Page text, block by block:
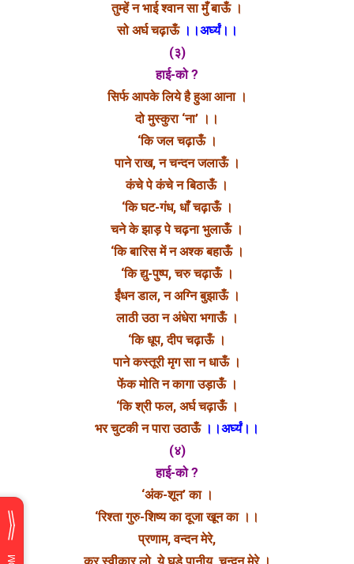
तुम्हें न भाई श्वान सा मुँ बाऊँ ।
सो अर्घ चढ़ाऊँ।।अर्घ्यं।।
(३)
हाई-को ?
सिर्फ आपके लिये है हुआ आना ।
दो मुस्कुरा ‘ना’ ।।
‘कि जल चढ़ाऊँ ।
पाने राख, न चन्दन जलाऊँ ।
कंचे पे कंचे न बिठाऊँ ।
‘कि घट-गंध, धाँ चढ़ाऊँ ।
चने के झाड़ पे चढ़ना भुलाऊँ ।
‘कि बारिस में न अश्क बहाऊँ ।
‘कि द्यु-पुष्प, चरु चढ़ाऊँ ।
ईंधन डाल, न अग्नि बुझाऊँ ।
लाठी उठा न अंधेरा भगाऊँ ।
‘कि धूप, दीप चढ़ाऊँ ।
पाने कस्तूरी मृग सा न धाऊँ ।
फेंक मोति न कागा उड़ाऊँ ।
‘कि श्री फल, अर्घ चढ़ाऊँ ।
भर चुटकी न पारा उठाऊँ।।अर्घ्यं।।
(४)
हाई-को ?
‘अंक-शून’ का ।
‘रिश्ता गुरु-शिष्य का दूजा खून का ।।
प्रणाम, वन्दन मेरे,